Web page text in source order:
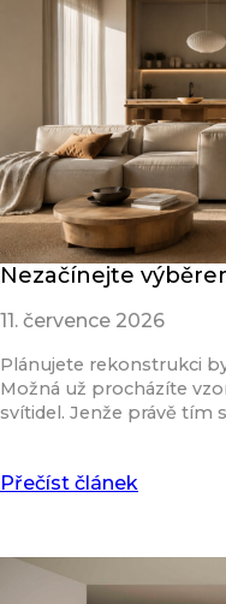
Nezačínejte
11. července 2026
Plánujete rekonstrukci
Možná už procházíte
svítidel. Jenže právě tím
Přečíst článek